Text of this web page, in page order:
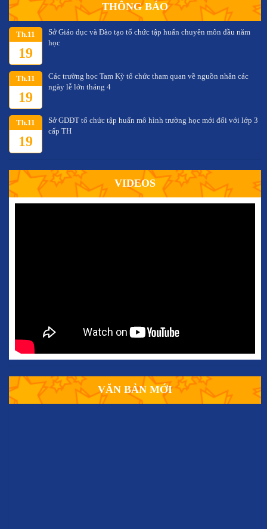
THÔNG BÁO
Th.11
19
Sở Giáo dục và Đào tạo tổ chức tập huấn chuyên môn đầu năm
học
Th.11
19
Các trường học Tam Kỳ tổ chức tham quan về nguồn nhân các
ngày lễ lớn tháng 4
Th.11
19
Sở GDĐT tổ chức tập huấn mô hình trường học mới đối với lớp 3
cấp TH
VIDEOS
VĂN BẢN MỚI